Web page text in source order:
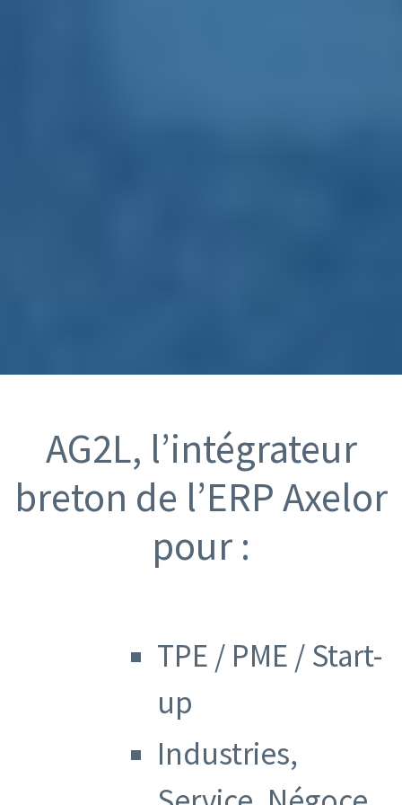
AG2L, l’intégrateur
breton de l’ERP Axelor
pour :
TPE / PME / Start-
up
Industries,